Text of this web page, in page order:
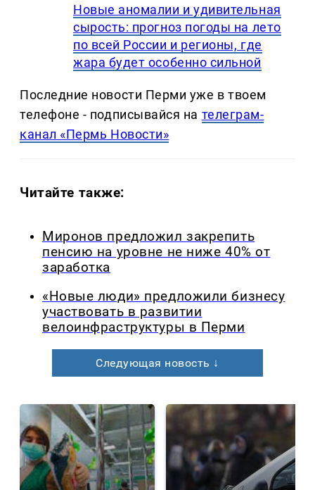
Новые аномалии и удивительная
сырость: прогноз погоды на лето
по всей России и регионы, где
жара будет особенно сильной
Последние новости Перми уже в твоем
телефоне - подписывайся на телеграм-
канал «Пермь Новости»
Читайте также:
Миронов предложил закрепить
пенсию на уровне не ниже 40% от
заработка
«Новые люди» предложили бизнесу
участвовать в развитии
велоинфраструктуры в Перми
Следующая новость ↓